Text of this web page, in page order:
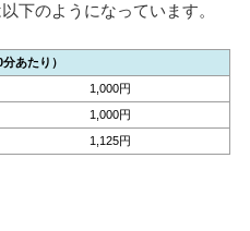
下のようになっています。
あたり）
1,000円
1,000円
1,125円